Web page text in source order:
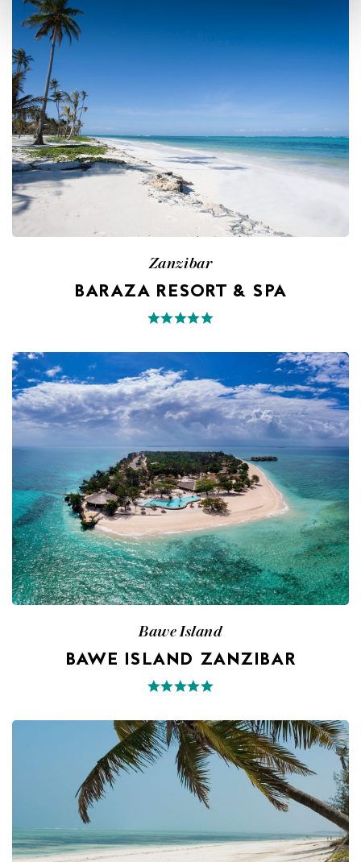
Zanzibar
BARAZA RESORT & SPA
Bawe Island
BAWE ISLAND ZANZIBAR